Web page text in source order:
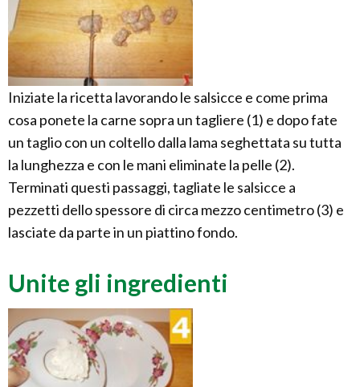
Iniziate la ricetta lavorando le salsicce e come prima
cosa ponete la carne sopra un tagliere (1) e dopo fate
un taglio con un coltello dalla lama seghettata su tutta
la lunghezza e con le mani eliminate la pelle (2).
Terminati questi passaggi, tagliate le salsicce a
pezzetti dello spessore di circa mezzo centimetro (3) e
lasciate da parte in un piattino fondo.
Unite gli ingredienti